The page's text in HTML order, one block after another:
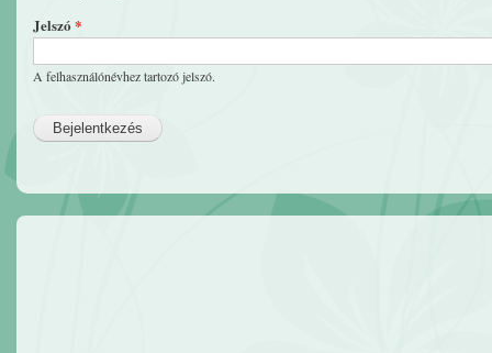
Jelszó *
A felhasználónévhez tartozó jelszó.